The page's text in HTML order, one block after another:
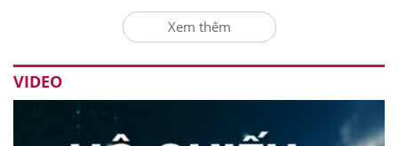
Xem thêm
VIDEO